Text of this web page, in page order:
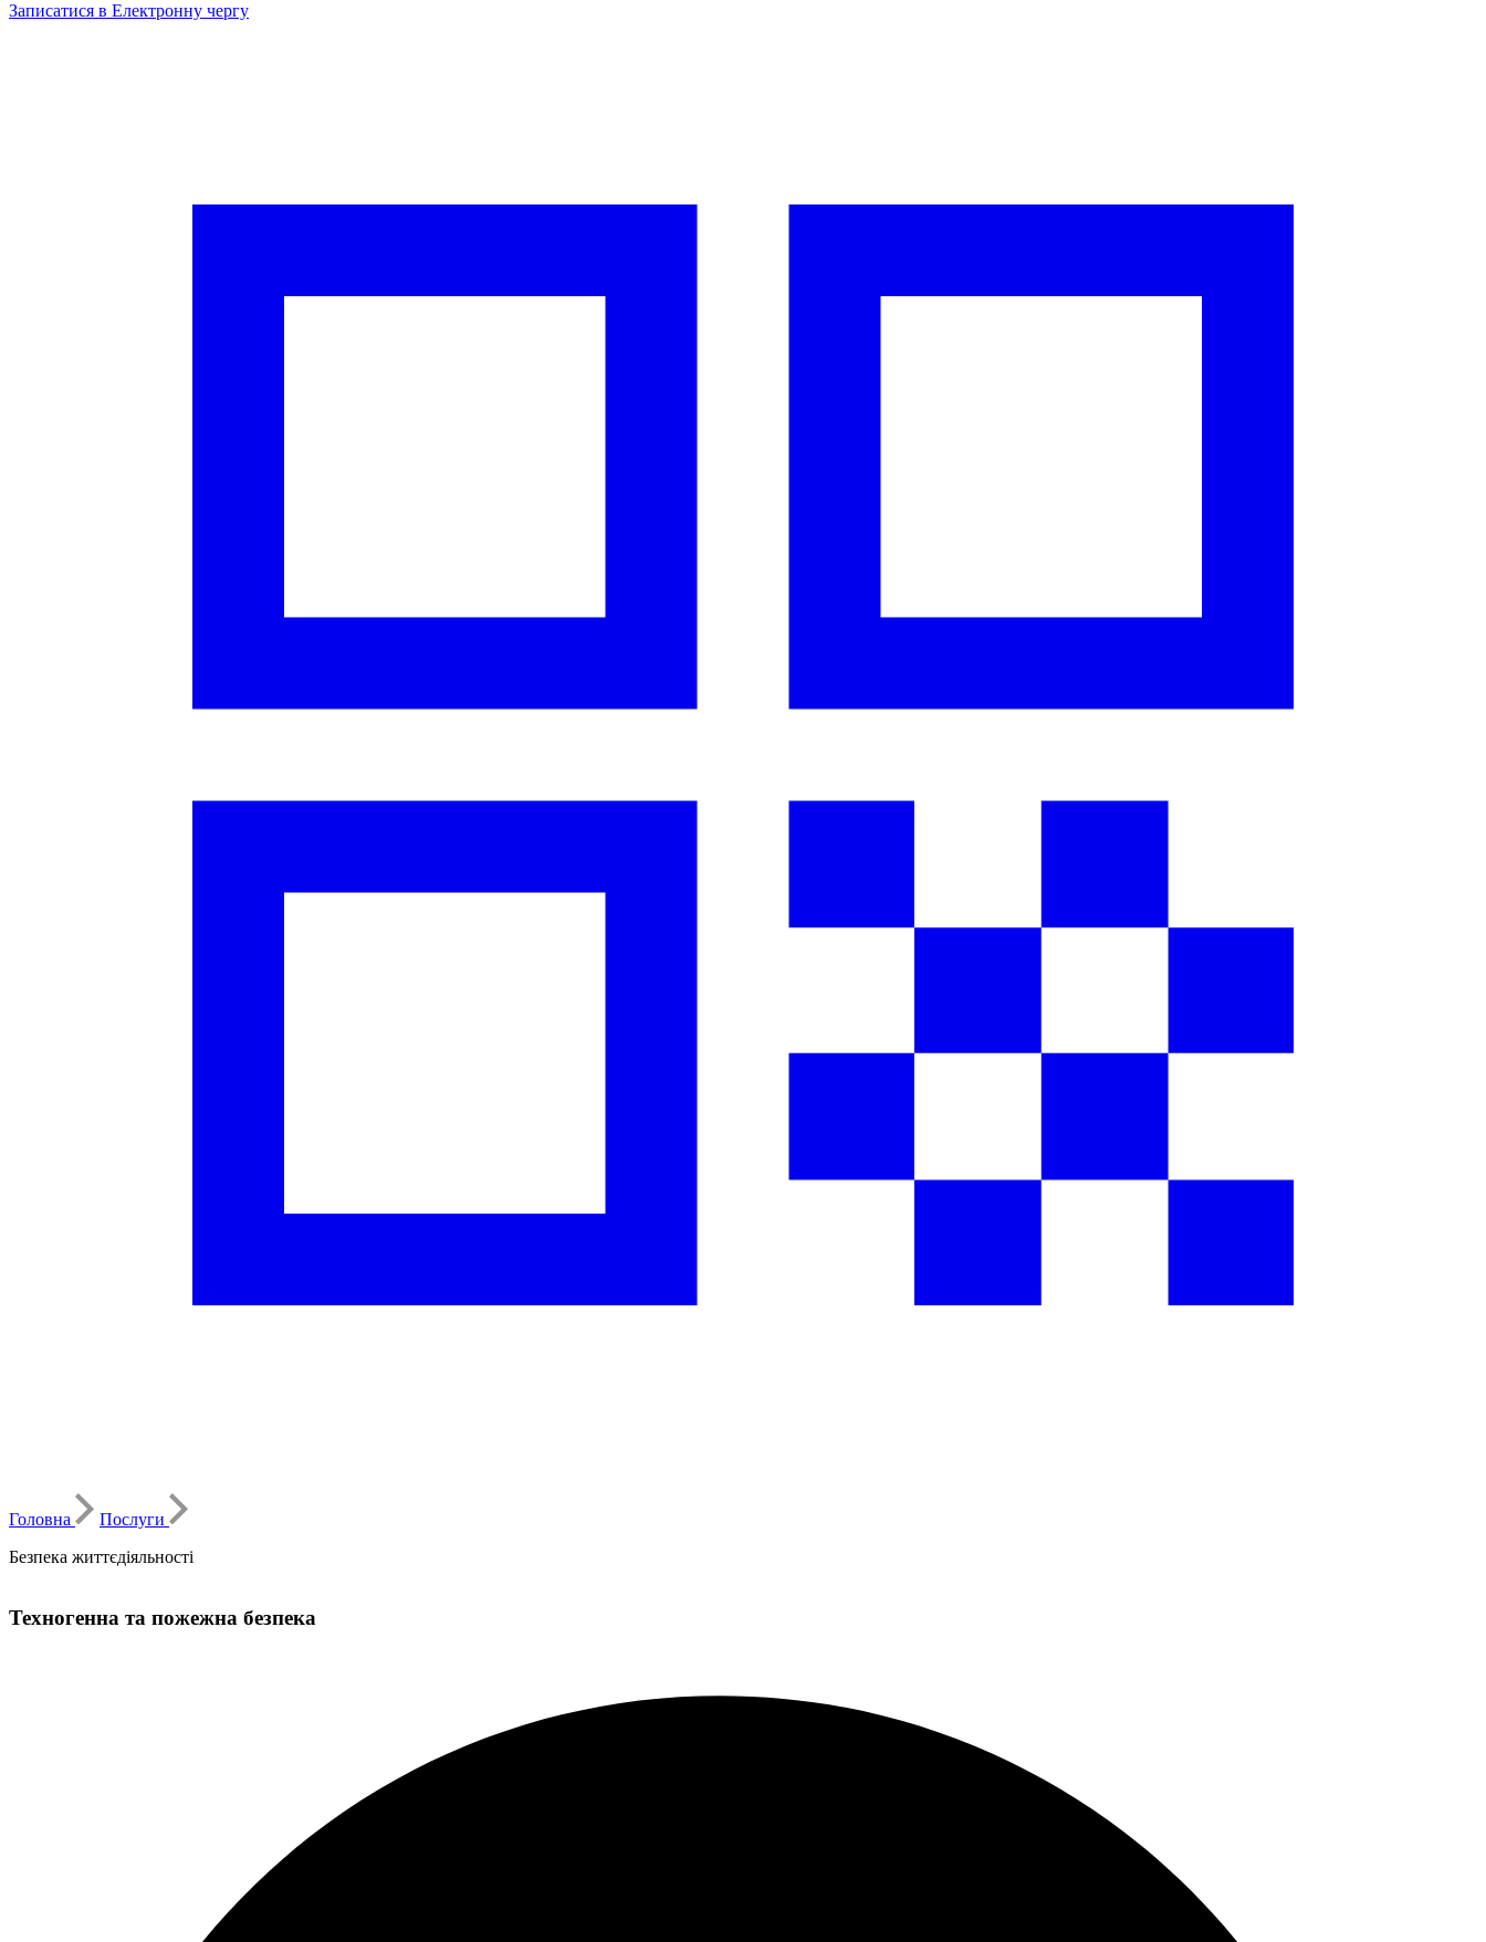
Записатися в Електронну чергу
Головна
Послуги
Безпека життєдіяльності
Техногенна та пожежна безпека